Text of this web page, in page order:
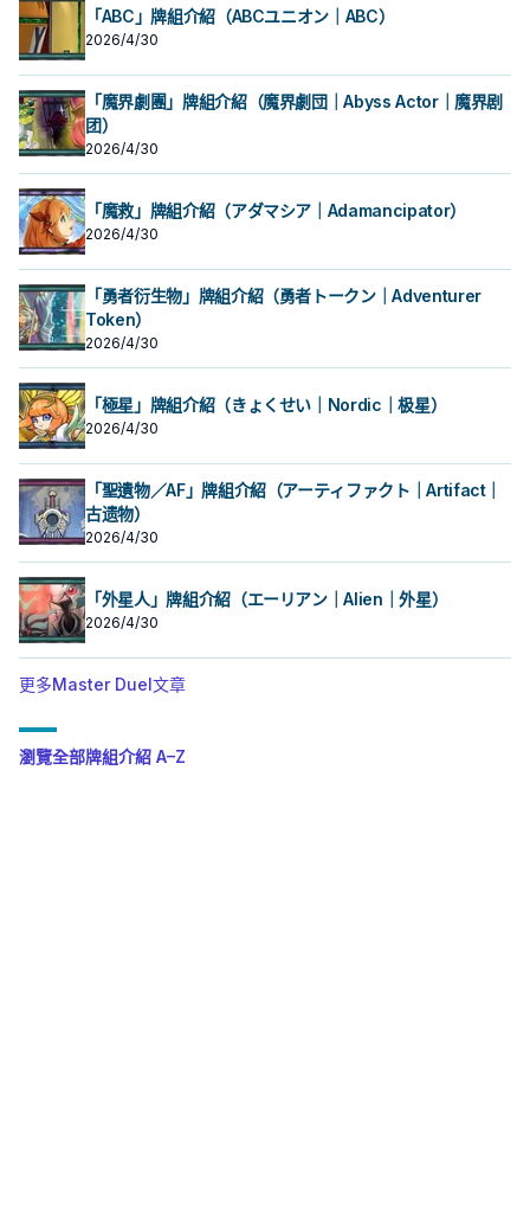
「ABC」牌組介紹（ABCユニオン｜ABC）
2026/4/30
「魔界劇團」牌組介紹（魔界劇団｜Abyss Actor｜魔界剧
团）
2026/4/30
「魔救」牌組介紹（アダマシア｜Adamancipator）
2026/4/30
「勇者衍生物」牌組介紹（勇者トークン｜Adventurer
Token）
2026/4/30
「極星」牌組介紹（きょくせい｜Nordic｜极星）
2026/4/30
「聖遺物／AF」牌組介紹（アーティファクト｜Artifact｜
古遗物）
2026/4/30
「外星人」牌組介紹（エーリアン｜Alien｜外星）
2026/4/30
更多Master Duel文章
瀏覽全部牌組介紹 A–Z